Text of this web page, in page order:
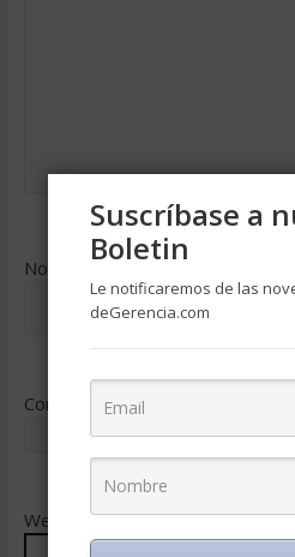
Nombre
Correo electrónico
Web
Suscríbase a
Boletin
Le notificaremos de las
deGerencia.com